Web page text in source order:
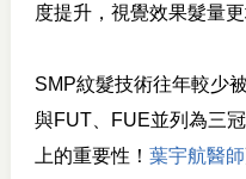
度提升，視覺效果髮量更
SMP紋髮技術往年較少
與FUT、FUE並列為三
上的重要性！ 葉宇航醫師